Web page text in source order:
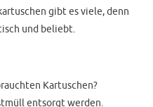
gibt es viele, denn
und beliebt.
Kartuschen?
entsorgt werden.